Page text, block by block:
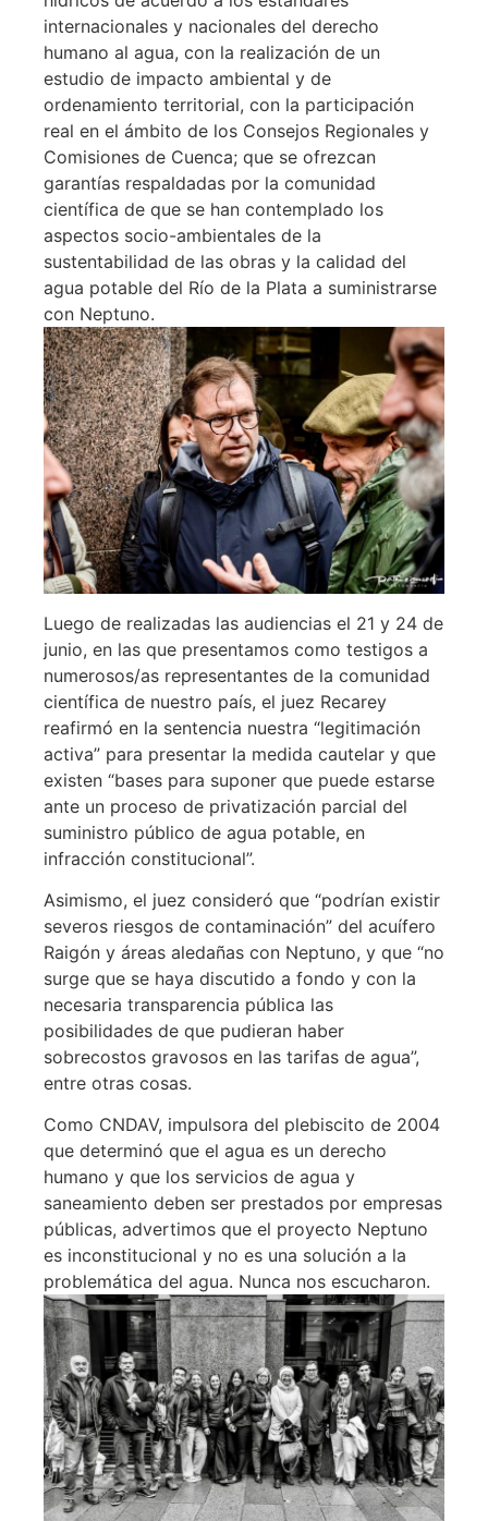
internacionales y nacionales del derecho
humano al agua, con la realización de un
estudio de impacto ambiental y de
ordenamiento territorial, con la participación
real en el ámbito de los Consejos Regionales y
Comisiones de Cuenca; que se ofrezcan
garantías respaldadas por la comunidad
científica de que se han contemplado los
aspectos socio-ambientales de la
sustentabilidad de las obras y la calidad del
agua potable del Río de la Plata a suministrarse
con Neptuno.
Luego de realizadas las audiencias el 21 y 24 de
junio, en las que presentamos como testigos a
numerosos/as representantes de la comunidad
científica de nuestro país, el juez Recarey
reafirmó en la sentencia nuestra “legitimación
activa” para presentar la medida cautelar y que
existen “bases para suponer que puede estarse
ante un proceso de privatización parcial del
suministro público de agua potable, en
infracción constitucional”.
Asimismo, el juez consideró que “podrían existir
severos riesgos de contaminación” del acuífero
Raigón y áreas aledañas con Neptuno, y que “no
surge que se haya discutido a fondo y con la
necesaria transparencia pública las
posibilidades de que pudieran haber
sobrecostos gravosos en las tarifas de agua”,
entre otras cosas.
Como CNDAV, impulsora del plebiscito de 2004
que determinó que el agua es un derecho
humano y que los servicios de agua y
saneamiento deben ser prestados por empresas
públicas, advertimos que el proyecto Neptuno
es inconstitucional y no es una solución a la
problemática del agua. Nunca nos escucharon.